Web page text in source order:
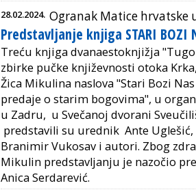
28.02.2024. Ogranak Matice hrvatske
Predstavljanje knjiga STARI BOZI
Treću knjiga dvanaestoknjižja
zbirke pučke književnosti otoka
Žica Mikulina naslova "Stari Bozi
predaje o starim bogovima", u
u Zadru, u Svečanoj dvorani
predstavili su urednik Ante Uglešić,
Branimir Vukosav i autori. Zbog
Mikulin predstavljanju je nazočio
Anica Serdarević.